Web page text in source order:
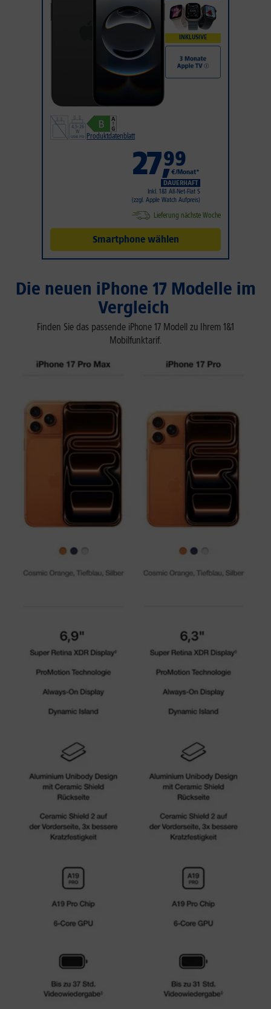
INKLUSIVE
Produktdatenblatt
27,99
€/Monat*
DAUERHAFT
Inkl. 1&1 All-Net-Flat S
(zzgl. Apple Watch Aufpreis)
Lieferung nächste Woche
Smartphone wählen
Die neuen iPhone 17 Modelle im
Vergleich
Finden Sie das passende iPhone 17 Modell zu Ihrem 1&1
Mobilfunktarif.